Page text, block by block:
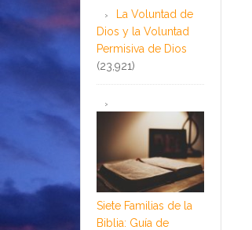
La Voluntad de
Dios y la Voluntad
Permisiva de Dios
(23,921)
Siete Familias de la
Biblia: Guía de